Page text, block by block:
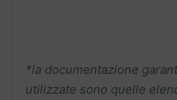
*la documentazione
utilizzate sono quelle